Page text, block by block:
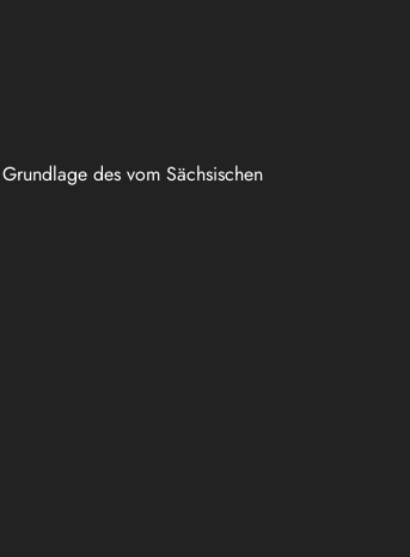
des vom Sächsischen